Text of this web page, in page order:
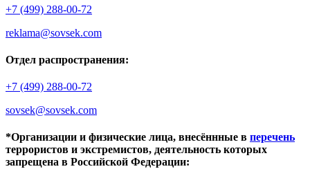
+7 (499) 288-00-72
reklama@sovsek.com
Отдел распространения:
+7 (499) 288-00-72
sovsek@sovsek.com
*Организации и физические лица, внесённные в перечень
террористов и экстремистов, деятельность которых
запрещена в Российской Федерации: